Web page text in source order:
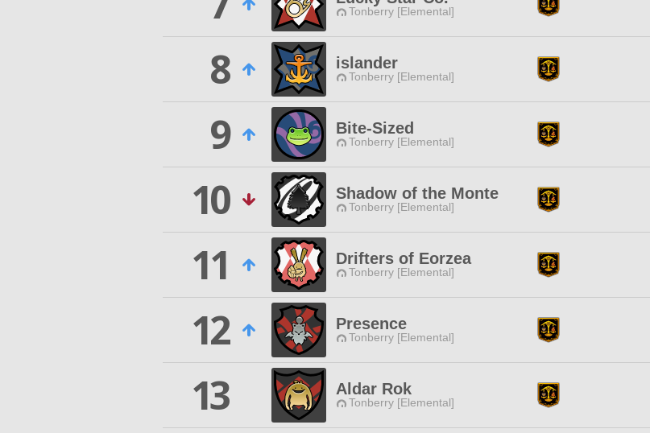
Tonberry [Elemental]
8
islander
Tonberry [Elemental]
9
Bite-Sized
Tonberry [Elemental]
10
Shadow of the Monte
Tonberry [Elemental]
11
Drifters of Eorzea
Tonberry [Elemental]
12
Presence
Tonberry [Elemental]
13
Aldar Rok
Tonberry [Elemental]